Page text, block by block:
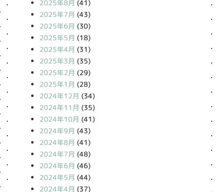
2025年8月 (41)
2025年7月 (43)
2025年6月 (30)
2025年5月 (18)
2025年4月 (31)
2025年3月 (35)
2025年2月 (29)
2025年1月 (28)
2024年12月 (34)
2024年11月 (35)
2024年10月 (41)
2024年9月 (43)
2024年8月 (41)
2024年7月 (48)
2024年6月 (46)
2024年5月 (44)
2024年4月 (37)